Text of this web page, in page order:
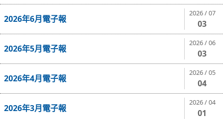
2026年6月電子報
2026 / 07
03
2026年5月電子報
2026 / 06
03
2026年4月電子報
2026 / 05
04
2026年3月電子報
2026 / 04
01